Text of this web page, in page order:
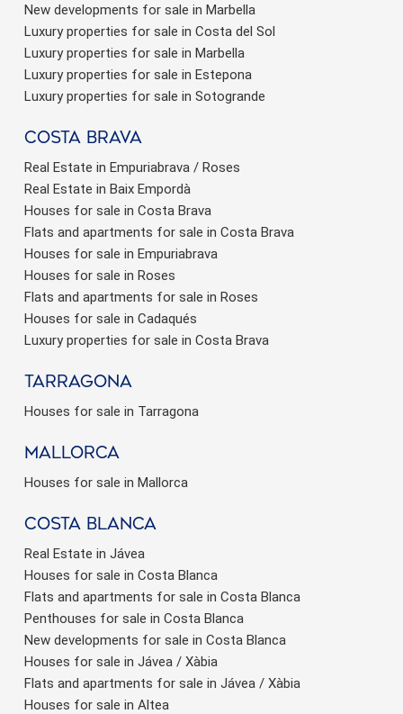
New developments for sale in Marbella
Luxury properties for sale in Costa del Sol
Luxury properties for sale in Marbella
Luxury properties for sale in Estepona
Luxury properties for sale in Sotogrande
Costa brava
Real Estate in Empuriabrava / Roses
Real Estate in Baix Empordà
Houses for sale in Costa Brava
Flats and apartments for sale in Costa Brava
Houses for sale in Empuriabrava
Houses for sale in Roses
Flats and apartments for sale in Roses
Houses for sale in Cadaqués
Luxury properties for sale in Costa Brava
Tarragona
Houses for sale in Tarragona
Mallorca
Houses for sale in Mallorca
Costa Blanca
Real Estate in Jávea
Houses for sale in Costa Blanca
Flats and apartments for sale in Costa Blanca
Penthouses for sale in Costa Blanca
New developments for sale in Costa Blanca
Houses for sale in Jávea / Xàbia
Flats and apartments for sale in Jávea / Xàbia
Houses for sale in Altea